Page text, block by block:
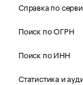
Справка по
Поиск по ОГРН
Поиск по ИНН
Статистика и